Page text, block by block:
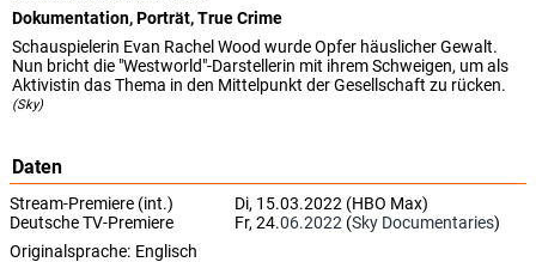
Dokumentation, Porträt, True Crime
Schauspielerin Evan Rachel Wood wurde Opfer häuslicher Gewalt.
Nun bricht die "Westworld"-Darstellerin mit ihrem Schweigen, um als
Aktivistin das Thema in den Mittelpunkt der Gesellschaft zu rücken.
(Sky)
Daten
Stream-Premiere (int.)
Di, 15.03.2022 (HBO Max)
Deutsche TV-Premiere
Fr, 24.06.2022 (Sky Documentaries)
Originalsprache: Englisch